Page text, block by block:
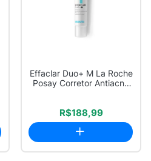
Effaclar Duo+ M La Roche
Posay Corretor Antiacne
R$188,99